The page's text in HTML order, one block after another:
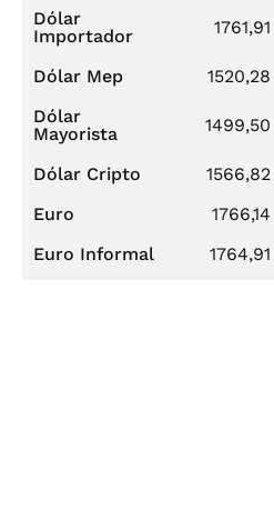
Dólar
Importador
1761,91
Dólar Mep 1520,28
Dólar
Mayorista
1499,50
Dólar Cripto 1566,82
Euro
1766,14
Euro Informal
1764,91